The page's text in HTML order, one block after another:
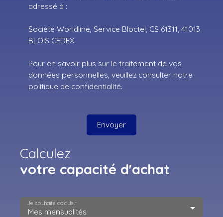
adressé à :
Société Worldline, Service Bloctel, CS 61311, 41013
BLOIS CEDEX.
Pour en savoir plus sur le traitement de vos
données personnelles, veuillez consulter notre
politique de confidentialité.
Envoyer
Calculez
votre capacité d'achat
Mes mensualités
Je souhaite calculer